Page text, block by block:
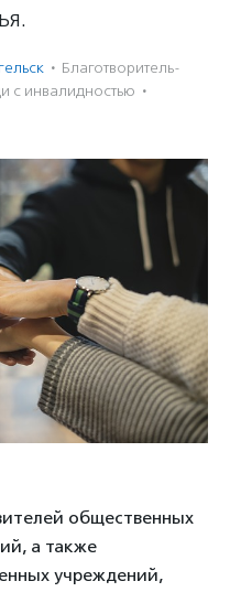
· Благотвори­тель­
с инвалидностью ·
общественных
а также
учреждений,